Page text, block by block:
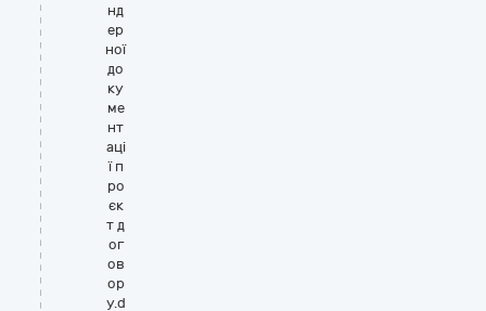
нд
ер
ної
до
ку
ме
нт
аці
ї п
ро
єк
т д
ог
ов
ор
у.d